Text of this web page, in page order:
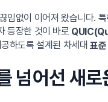
임없이 이어져 왔습니다.
등장한 것이 바로
하도록 설계된 차세대 표
넘어선 새로